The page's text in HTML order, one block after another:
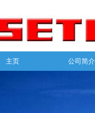
主页 公司简介